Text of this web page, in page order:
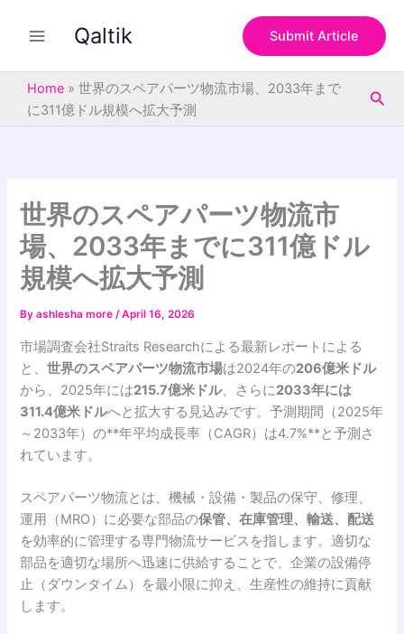
Qaltik Submit Article
Home » 世界のスペアパーツ物流市場、2033年まで
に311億ドル規模へ拡大予測
世界のスペアパーツ物流市
場、2033年までに311億ドル
規模へ拡大予測
Byashlesha more/April 16, 2026
市場調査会社Straits Researchによる最新レポートによる
と、世界のスペアパーツ物流市場は2024年の206億米ドル
から、2025年には215.7億米ドル、さらに2033年には
311.4億米ドルへと拡大する見込みです。予測期間（2025年
～2033年）の**年平均成長率（CAGR）は4.7%**と予測さ
れています。
スペアパーツ物流とは、機械・設備・製品の保守、修理、
運用（MRO）に必要な部品の保管、在庫管理、輸送、配送
を効率的に管理する専門物流サービスを指します。適切な
部品を適切な場所へ迅速に供給することで、企業の設備停
止（ダウンタイム）を最小限に抑え、生産性の維持に貢献
します。